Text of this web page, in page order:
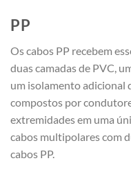
PP
Os cabos PP recebem
duas camadas de PVC,
um isolamento adicional
compostos por
extremidades em uma
cabos multipolares com
cabos PP.